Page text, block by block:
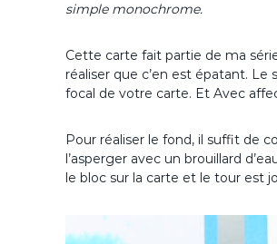
simple monochrome.
Cette carte fait partie de ma
réaliser que c’en est épatant.
focal de votre carte. Et Avec
Pour réaliser le fond, il suffit de
l’asperger avec un brouillard
le bloc sur la carte et le tour est